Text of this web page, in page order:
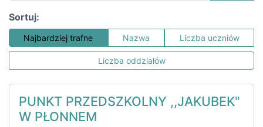
Sortuj:
Najbardziej trafne Nazwa Liczba uczniów
Liczba oddziałów
PUNKT PRZEDSZKOLNY ,,JAKUBEK"
W PŁONNEM